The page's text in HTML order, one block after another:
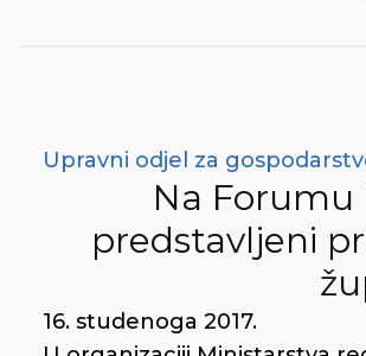
Upravni odjel za
Na Forumu
predstavljeni
16. studenoga 2017.